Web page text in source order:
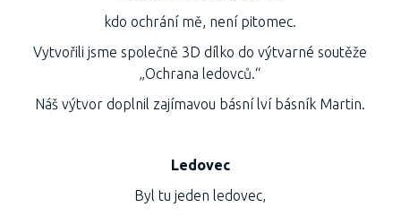
kdo ochrání mě, není pitomec.
Vytvořili jsme společně 3D dílko do výtvarné soutěže
„Ochrana ledovců.“
Náš výtvor doplnil zajímavou básní lví básník Martin.
Ledovec
Byl tu jeden ledovec,